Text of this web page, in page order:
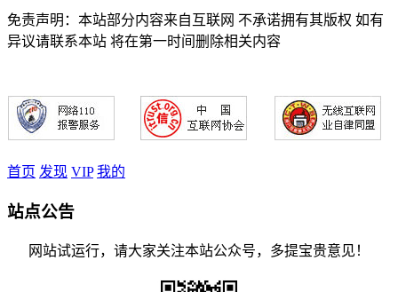
免责声明：本站部分内容来自互联网 不承诺拥有其版权 如有
异议请联系本站 将在第一时间删除相关内容
首页 发现 VIP 我的
站点公告
网站试运行，请大家关注本站公众号，多提宝贵意见！